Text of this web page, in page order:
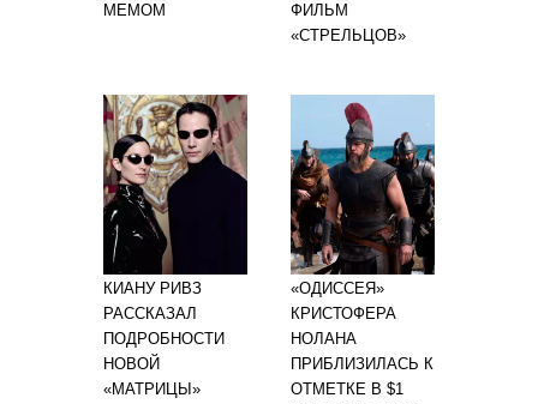
МЕМОМ
ФИЛЬМ
«СТРЕЛЬЦОВ»
КИАНУ РИВЗ
РАССКАЗАЛ
ПОДРОБНОСТИ
НОВОЙ
«МАТРИЦЫ»
«ОДИССЕЯ»
КРИСТОФЕРА
НОЛАНА
ПРИБЛИЗИЛАСЬ К
ОТМЕТКЕ В $1